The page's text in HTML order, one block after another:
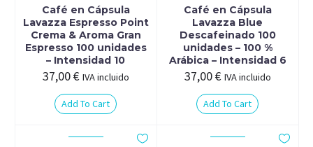
Café en Cápsula
Lavazza Espresso Point
Crema & Aroma Gran
Espresso 100 unidades
– Intensidad 10
37,00€ IVA incluido
Add To Cart
Café en Cápsula
Lavazza Blue
Descafeinado 100
unidades – 100 %
Arábica – Intensidad 6
37,00€ IVA incluido
Add To Cart